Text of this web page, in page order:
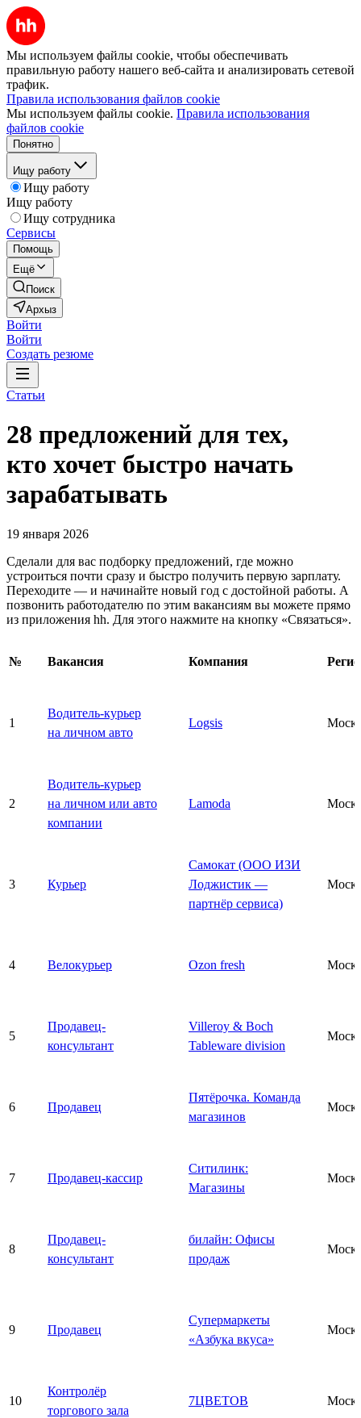
Мы используем файлы cookie, чтобы обеспечивать
правильную работу нашего веб-сайта и анализировать сетевой
трафик.
Правила использования файлов cookie
Мы используем файлы cookie. Правила использования
файлов cookie
Понятно
Ищу работу
Ищу работу
Ищу работу
Ищу сотрудника
Сервисы
Помощь
Ещё
Поиск
Архыз
Войти
Войти
Создать резюме
Статьи
28 предложений для тех,
кто хочет быстро начать
зарабатывать
19 января 2026
Сделали для вас подборку предложений, где можно
устроиться почти сразу и быстро получить первую зарплату.
Переходите — и начинайте новый год с достойной работы. А
позвонить работодателю по этим вакансиям вы можете прямо
из приложения hh. Для этого нажмите на кнопку «Связаться».
№ Вакансия Компания
1
Водитель-курьер
на личном авто
Logsis
2
Водитель-курьер
на личном или авто
компании
Lamoda
3 Курьер
Самокат (ООО ИЗИ
Лоджистик —
партнёр сервиса)
4 Велокурьер Ozon fresh
5
Продавец-
консультант
Villeroy & Boch
Tableware division
6 Продавец
Пятёрочка. Команда
магазинов
7 Продавец-кассир
Ситилинк:
Магазины
8
Продавец-
консультант
билайн: Офисы
продаж
9 Продавец
Супермаркеты
«Азбука вкуса»
10
Контролёр
торгового зала
7ЦВЕТОВ